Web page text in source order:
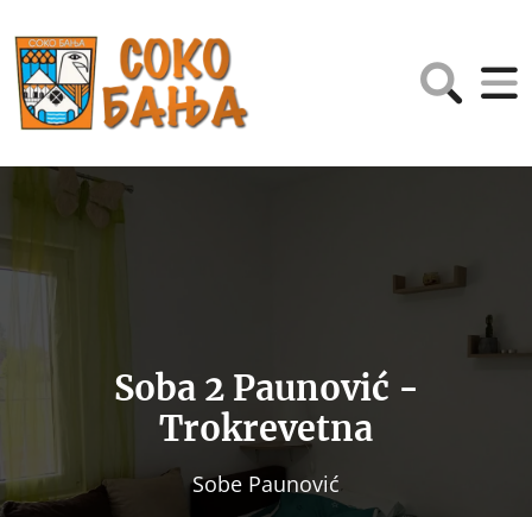
Soba 2 Paunović -
Trokrevetna
Sobe Paunović